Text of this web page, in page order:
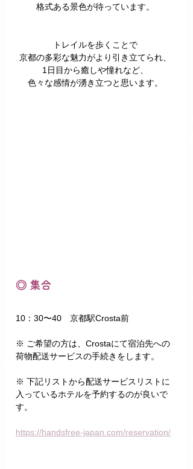
格式ある景色が待っています。
トレイルを歩くことで
京都の多彩な魅力がより引き立てられ、
1日目から癒しや憧れなど、
色々な感情が湧き立つと思います。
◎ 集合
10：30〜40　京都駅Crosta前
※ ご希望の方は、Crostaにて宿泊先への
荷物配送サービスの手続きをします。
※ 下記リストから配送サービスリストに
入っているホテルを予約するのが良いで
す。
https://handsfree-japan.com/reservation/